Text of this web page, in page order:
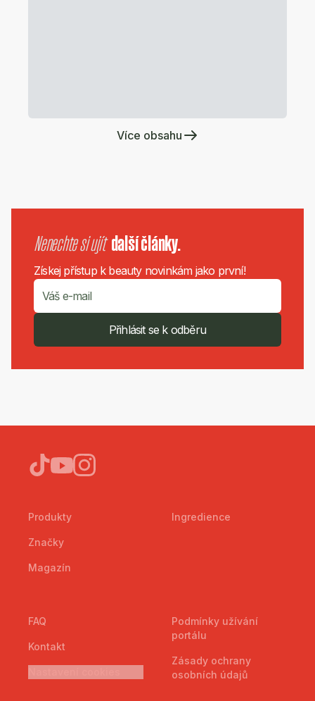
Více obsahu
Nenechte si ujít další články.
Získej přístup k beauty novinkám jako první!
Přihlásit se k odběru
Produkty
Značky
Magazín
Ingredience
FAQ
Kontakt
Podmínky užívání
portálu
Zásady ochrany
osobních údajů